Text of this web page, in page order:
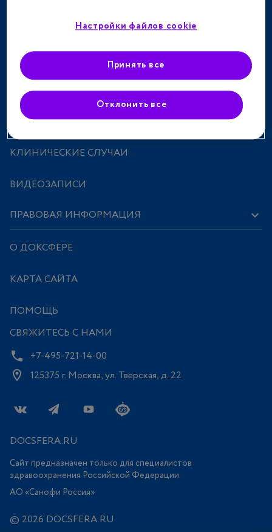
СПЕЦПРОЕКТЫ
МЕРОПРИЯТИЯ
ПРЕПАРАТЫ
ИССЛЕДОВАНИЯ И СТАТЬИ
КЛИНИЧЕСКИЕ СЛУЧАИ
ВИДЕОЗАПИСИ
ПРАВОВАЯ ИНФОРМАЦИЯ
О ДОКСФЕРЕ
КАРТА САЙТА
ПОМОЩЬ
СВЯЖИТЕСЬ С НАМИ
+7-495-721-14-00
125375 г. Москва, ул. Тверская, д. 22
DOCSFERA.RU
Сайт предназначен только для специалистов
здравоохранения Российской Федерации
АО «Санофи Россия»
© 2026 DOCSFERA.RU
Настройки файлов cookie
Отклонить все
Принять все